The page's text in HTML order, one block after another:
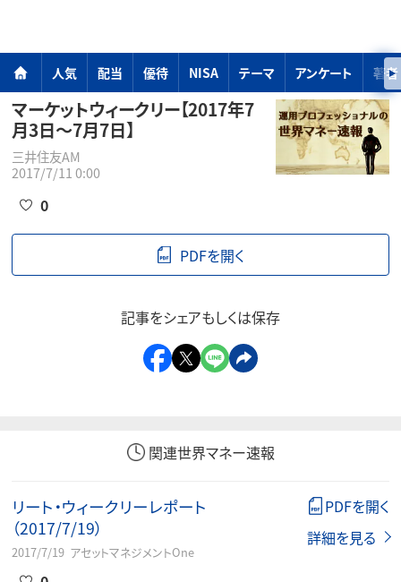
人気 配当 優待 NISA テーマ アンケート 著者
マーケットウィークリー【2017年7
月3日～7月7日】
三井住友AM
2017/7/11 0:00
0
PDFを開く
記事をシェアもしくは保存
関連世界マネー速報
リート・ウィークリーレポート
（2017/7/19）
2017/7/19 アセットマネジメントOne
PDFを開く
詳細を見る